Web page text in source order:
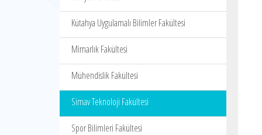
Kütahya Uygulamalı Bilimler Fakültesi
Mimarlık Fakültesi
Mühendislik Fakültesi
Simav Teknoloji Fakültesi
Spor Bilimleri Fakültesi